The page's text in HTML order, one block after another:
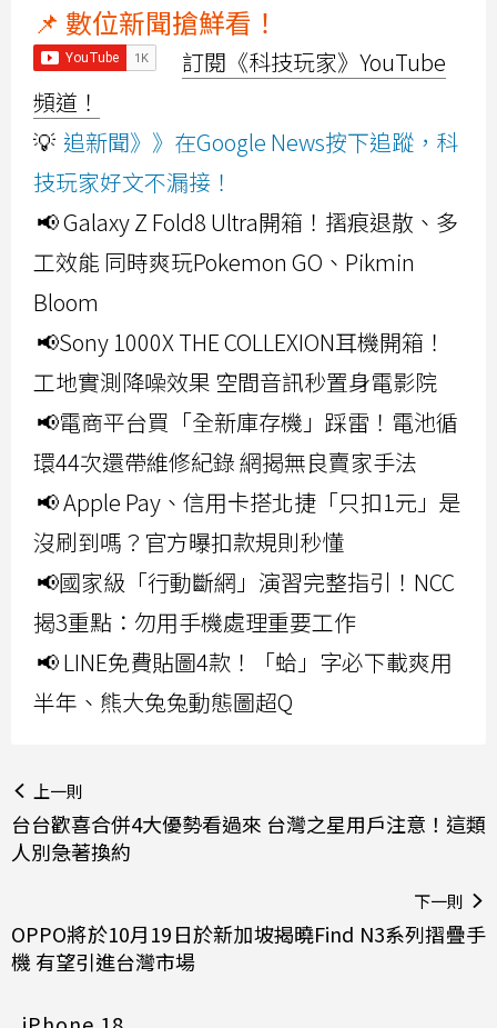
📌 數位新聞搶鮮看！
訂閱《科技玩家》YouTube
頻道！
💡 追新聞》》在Google News按下追蹤，科
技玩家好文不漏接！
📢 Galaxy Z Fold8 Ultra開箱！摺痕退散、多
工效能 同時爽玩Pokemon GO、Pikmin
Bloom
📢Sony 1000X THE COLLEXION耳機開箱！
工地實測降噪效果 空間音訊秒置身電影院
📢電商平台買「全新庫存機」踩雷！電池循
環44次還帶維修紀錄 網揭無良賣家手法
📢 Apple Pay、信用卡搭北捷「只扣1元」是
沒刷到嗎？官方曝扣款規則秒懂
📢國家級「行動斷網」演習完整指引！NCC
揭3重點：勿用手機處理重要工作
📢 LINE免費貼圖4款！「蛤」字必下載爽用
半年、熊大兔兔動態圖超Q
上一則
台台歡喜合併4大優勢看過來 台灣之星用戶注意！這類
人別急著換約
下一則
OPPO將於10月19日於新加坡揭曉Find N3系列摺疊手
機 有望引進台灣市場